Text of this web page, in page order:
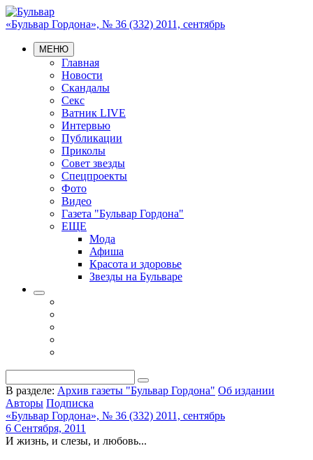
«Бульвар Гордона», № 36 (332) 2011, сентябрь
МЕНЮ
Главная
Новости
Скандалы
Секс
Ватник LIVE
Интервью
Публикации
Приколы
Совет звезды
Спецпроекты
Фото
Видео
Газета "Бульвар Гордона"
ЕЩЕ
Мода
Афиша
Красота и здоровье
Звезды на Бульваре
В разделе: Архив газеты "Бульвар Гордона" Об издании
Авторы Подписка
«Бульвар Гордона», № 36 (332) 2011, сентябрь
6 Сентября, 2011
И жизнь, и слезы, и любовь...